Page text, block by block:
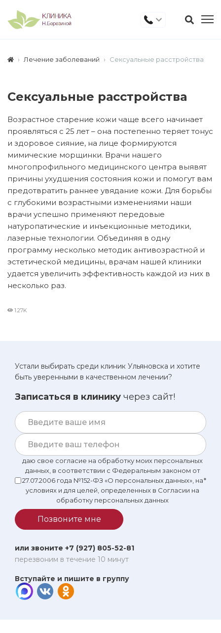
Лечение заболеваний Сексуальные расстройства
Сексуальные расстройства
Возрастное старение кожи чаще всего начинает
проявляться с 25 лет – она постепенно теряет тонус
и здоровое сияние, на лице формируются
мимические морщинки. Врачи нашего
многопрофильного медицинского центра выявят
причины ухудшения состояния кожи и помогут вам
предотвратить раннее увядание кожи. Для борьбы
с глубокими возрастными изменениями наши
врачи успешно применяют передовые
натуропатические и инъекционные методики,
лазерные технологии. Объединяя в одну
программу несколько методик антивозрастной и
эстетической медицины, врачам нашей клиники
удается увеличить эффективность каждой из них в
несколько раз.
1.27K
Устали выбирать среди клиник Ульяновска и хотите
быть уверенными в качественном лечении?
Записаться в клинику через сайт!
даю свое согласие на обработку моих персональных
данных, в соответствии с Федеральным законом от
27.07.2006 года №152-ФЗ «О персональных данных», на
условиях и для целей, определенных в Согласии на
обработку персональных данных
*
Позвоните мне
или звоните +7 (927) 805-52-81
перезвоним в течение 10 минут
Вступайте и пишите в группу